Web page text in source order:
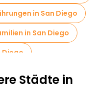
in San Diego
in San Diego
Diego
in San Diego
Städte in